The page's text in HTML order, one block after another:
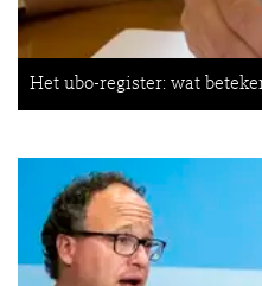
Het ubo-register: wat